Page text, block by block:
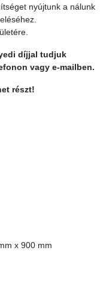
nyújtunk a nálunk
díjjal tudjuk
vagy e-mailben.
részt!
x 900 mm